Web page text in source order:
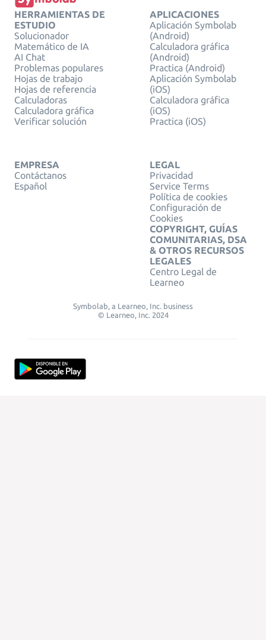
HERRAMIENTAS DE
ESTUDIO
Solucionador
Matemático de IA
AI Chat
Problemas populares
Hojas de trabajo
Hojas de referencia
Calculadoras
Calculadora gráfica
Verificar solución
APLICACIONES
Aplicación Symbolab
(Android)
Calculadora gráfica
(Android)
Practica (Android)
Aplicación Symbolab
(iOS)
Calculadora gráfica
(iOS)
Practica (iOS)
EMPRESA
Contáctanos
Español
LEGAL
Privacidad
Service Terms
Política de cookies
Configuración de
Cookies
COPYRIGHT, GUÍAS
COMUNITARIAS, DSA
& OTROS RECURSOS
LEGALES
Centro Legal de
Learneo
Symbolab, a Learneo, Inc. business
© Learneo, Inc. 2024